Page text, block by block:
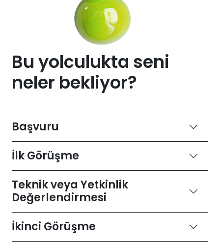
Bu yolculukta seni
neler bekliyor?
Başvuru
İlk Görüşme
Teknik veya Yetkinlik
Değerlendirmesi
İkinci Görüşme